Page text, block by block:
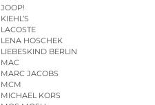
JOOP!
KIEHL’S
LACOSTE
LENA HOSCHEK
LIEBESKIND BERLIN
MAC
MARC JACOBS
MCM
MICHAEL KORS